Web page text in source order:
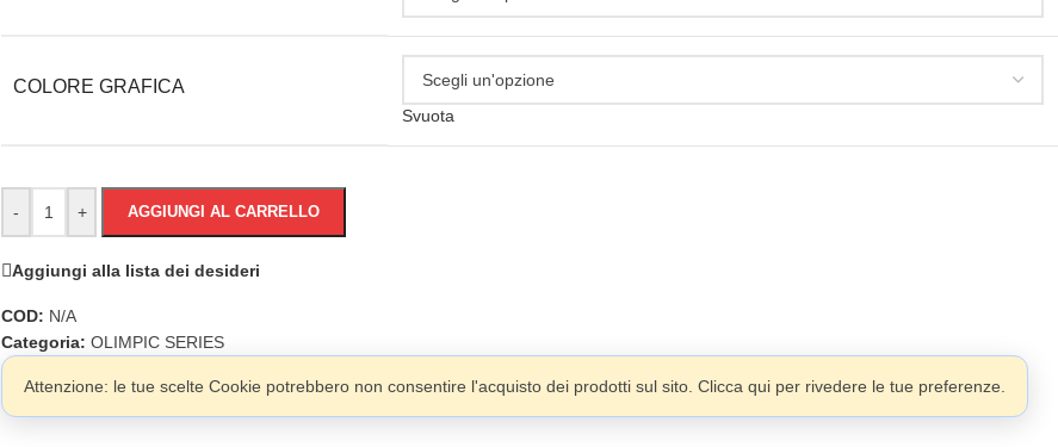
COLORE GRAFICA
Svuota
- + AGGIUNGI AL CARRELLO
Aggiungi alla lista dei desideri
COD: N/A
Categoria: OLIMPIC SERIES
Attenzione: le tue scelte Cookie potrebbero non consentire l'acquisto dei prodotti sul sito. Clicca qui per rivedere le tue preferenze.